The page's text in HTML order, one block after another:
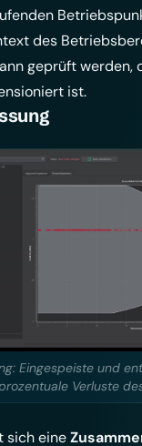
des
geprüft werden,
ist.
Eingespeiste und
Verluste
sich eine